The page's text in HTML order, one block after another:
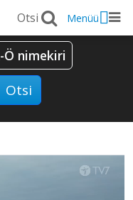
Menüü
Ö nimekiri
Otsi